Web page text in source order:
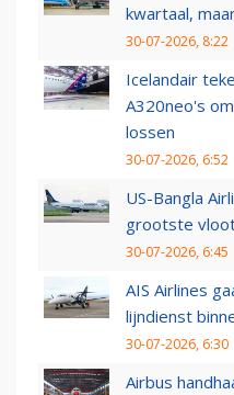
kwartaal,
30-07-2026, 8:22
Icelandair
A320neo's
lossen
30-07-2026, 6:52
US-Bangla
grootste
30-07-2026, 6:45
AIS Airlines
lijndienst
30-07-2026, 6:30
Airbus